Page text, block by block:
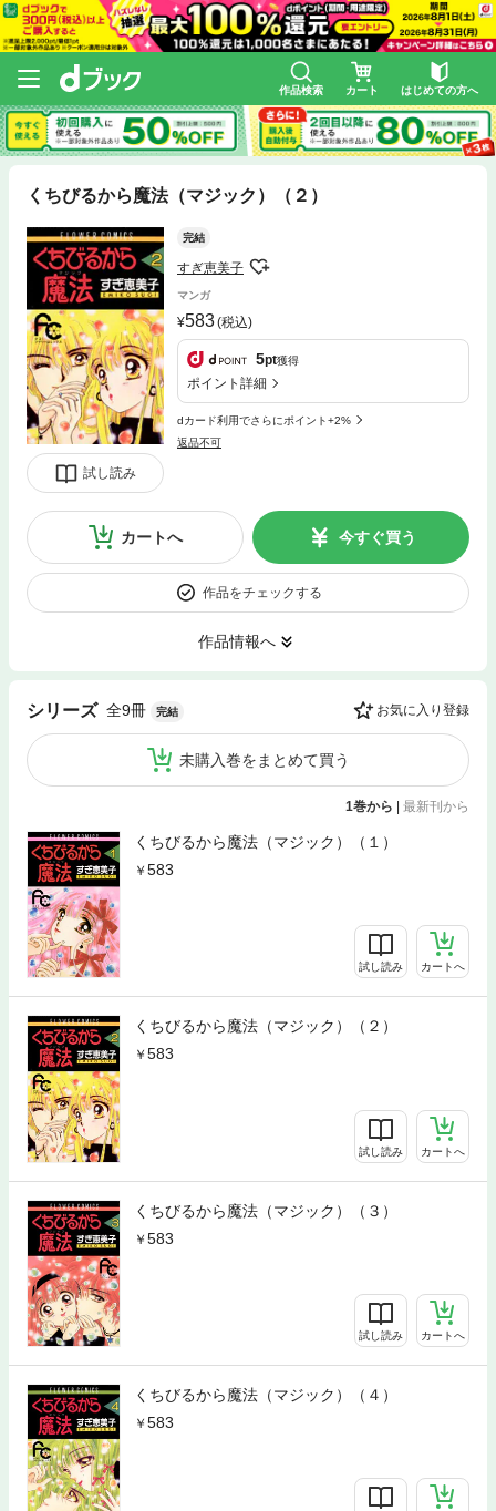
作品検索 カート はじめての方へ
くちびるから魔法（マジック）（２）
試し読み
完結
すぎ恵美子
マンガ
583(税込)
5pt獲得
ポイント詳細
dカード利用でさらにポイント+2%
返品不可
カートへ 今すぐ買う
作品をチェックする
作品情報へ
シリーズ 全9冊 完結 お気に入り登録
未購入巻をまとめて買う
1巻から 最新刊から
くちびるから魔法（マジック）（１）
583
試し読み カートへ
くちびるから魔法（マジック）（２）
583
試し読み カートへ
くちびるから魔法（マジック）（３）
583
試し読み カートへ
くちびるから魔法（マジック）（４）
583